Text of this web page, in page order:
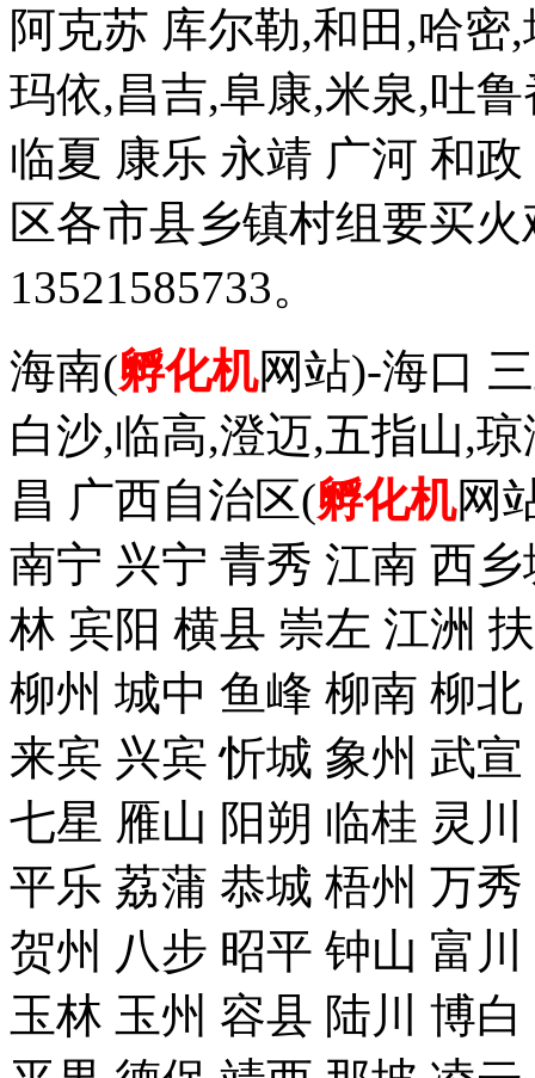
阿克苏 库尔勒,和田,哈密
玛依,昌吉,阜康,米泉,吐
临夏 康乐 永靖 广河 和
区各市县乡镇村组要买
13521585733。
海南(孵化机网站)-海口
白沙,临高,澄迈,五指山,
昌 广西自治区(孵化机网
南宁 兴宁 青秀 江南 西
林 宾阳 横县 崇左 江洲
柳州 城中 鱼峰 柳南 柳
来宾 兴宾 忻城 象州 武
七星 雁山 阳朔 临桂 灵
平乐 荔蒲 恭城 梧州 万
贺州 八步 昭平 钟山 富
玉林 玉州 容县 陆川 博